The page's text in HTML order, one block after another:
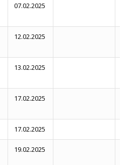
07.02.2025
12.02.2025
13.02.2025
17.02.2025
17.02.2025
19.02.2025